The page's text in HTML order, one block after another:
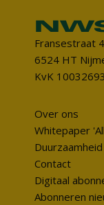
Fransestraat
6524 HT
KvK 10032693
Over ons
Whitepaper
Contact
Digitaal
Abonneren